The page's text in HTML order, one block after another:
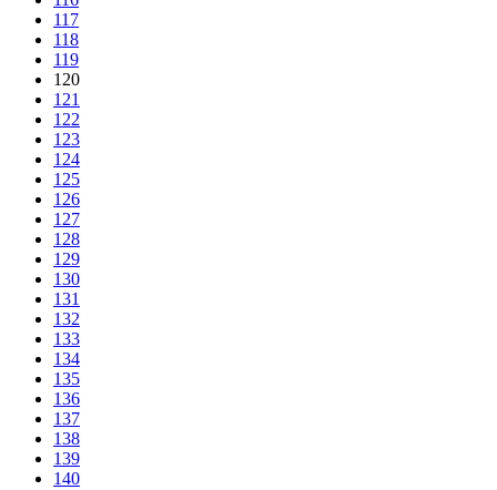
117
118
119
120
121
122
123
124
125
126
127
128
129
130
131
132
133
134
135
136
137
138
139
140